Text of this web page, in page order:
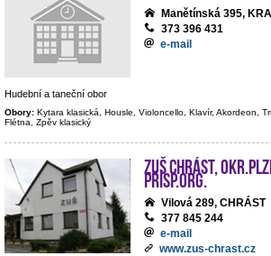
Manětínská 395,
373 396 431
e-mail
Hudební a taneční obor
Obory: Kytara klasická, Housle, Violoncello, Klavír, Akordeon,
Flétna, Zpěv klasický
ZUŠ Chrást,
přísp.org.
Vilová 289, CHRÁST
377 845 244
e-mail
www.zus-chrast.cz